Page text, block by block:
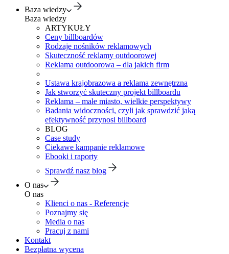
Baza wiedzy
Baza wiedzy
ARTYKUŁY
Ceny billboardów
Rodzaje nośników reklamowych
Skuteczność reklamy outdoorowej
Reklama outdoorowa – dla jakich firm
Ustawa krajobrazowa a reklama zewnętrzna
Jak stworzyć skuteczny projekt billboardu
Reklama – małe miasto, wielkie perspektywy
Badania widoczności, czyli jak sprawdzić jaką
efektywność przynosi billboard
BLOG
Case study
Ciekawe kampanie reklamowe
Ebooki i raporty
Sprawdź nasz blog
O nas
O nas
Klienci o nas - Referencje
Poznajmy się
Media o nas
Pracuj z nami
Kontakt
Bezpłatna wycena